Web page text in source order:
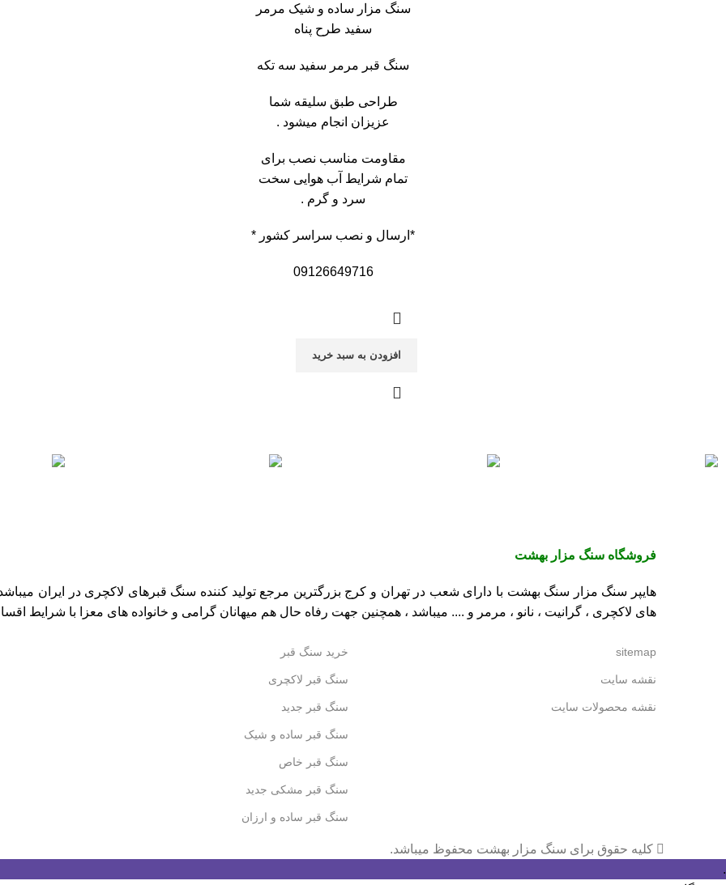
سنگ مزار ساده و شیک مرمر
سفید طرح پناه
سنگ قبر مرمر سفید سه تکه
طراحی طبق سلیقه شما
عزیزان انجام میشود .
مقاومت مناسب نصب برای
تمام شرایط آب هوایی سخت
سرد و گرم .
*ارسال و نصب سراسر کشور *
09126649716
افزودن به سبد خرید
فروشگاه سنگ مزار بهشت
هایپر سنگ مزار سنگ بهشت با دارای شعب در تهران و کرج بزرگترین مرجع تولید کننده سنگ قبرهای لاکچری در ایران
های لاکچری ، گرانیت ، نانو ، مرمر و .... میباشد ، همچنین جهت رفاه حال هم میهانان گرامی و خانواده های معزا با شرایط
sitemap
نقشه سایت
نقشه محصولات سایت
خرید سنگ قبر
سنگ قبر لاکچری
سنگ قبر جدید
سنگ قبر ساده و شیک
سنگ قبر خاص
سنگ قبر مشکی جدید
سنگ قبر ساده و ارزان
کلیه حقوق برای سنگ مزار بهشت محفوظ میباشد.
.